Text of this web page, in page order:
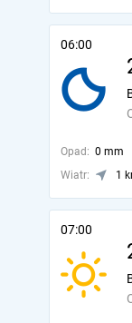
06:00
Opad: 0 mm
Wiatr:
1
07:00